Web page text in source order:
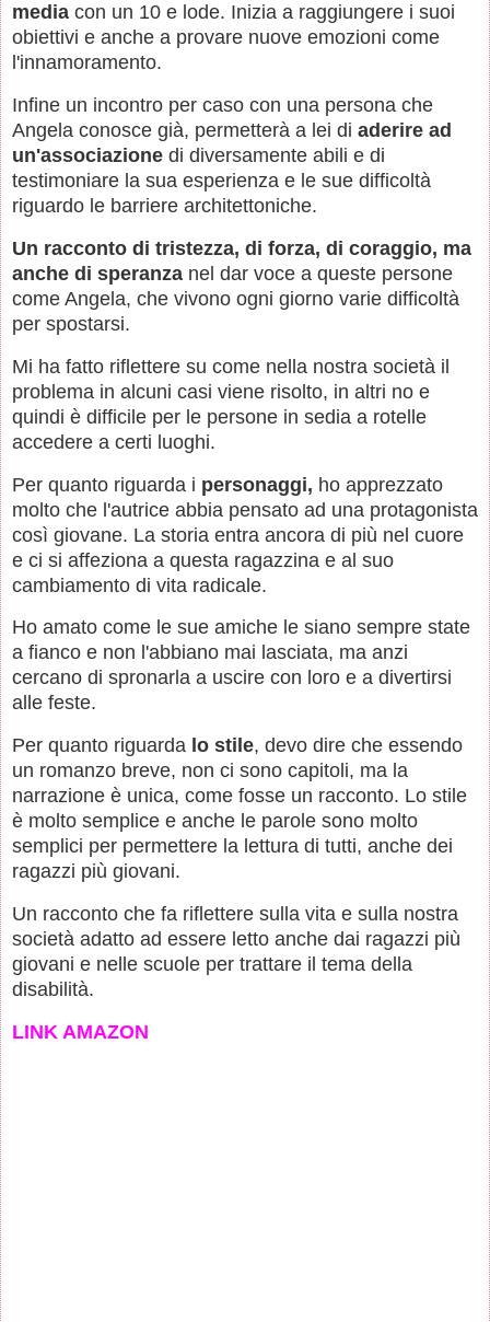
media con un 10 e lode. Inizia a raggiungere i suoi
obiettivi e anche a provare nuove emozioni come
l'innamoramento.
Infine un incontro per caso con una persona che
Angela conosce già, permetterà a lei di aderire ad
un'associazione di diversamente abili e di
testimoniare la sua esperienza e le sue difficoltà
riguardo le barriere architettoniche.
Un racconto di tristezza, di forza, di coraggio, ma
anche di speranza nel dar voce a queste persone
come Angela, che vivono ogni giorno varie difficoltà
per spostarsi.
Mi ha fatto riflettere su come nella nostra società il
problema in alcuni casi viene risolto, in altri no e
quindi è difficile per le persone in sedia a rotelle
accedere a certi luoghi.
Per quanto riguarda i personaggi, ho apprezzato
molto che l'autrice abbia pensato ad una protagonista
così giovane. La storia entra ancora di più nel cuore
e ci si affeziona a questa ragazzina e al suo
cambiamento di vita radicale.
Ho amato come le sue amiche le siano sempre state
a fianco e non l'abbiano mai lasciata, ma anzi
cercano di spronarla a uscire con loro e a divertirsi
alle feste.
Per quanto riguarda lo stile, devo dire che essendo
un romanzo breve, non ci sono capitoli, ma la
narrazione è unica, come fosse un racconto. Lo stile
è molto semplice e anche le parole sono molto
semplici per permettere la lettura di tutti, anche dei
ragazzi più giovani.
Un racconto che fa riflettere sulla vita e sulla nostra
società adatto ad essere letto anche dai ragazzi più
giovani e nelle scuole per trattare il tema della
disabilità.
LINK AMAZON